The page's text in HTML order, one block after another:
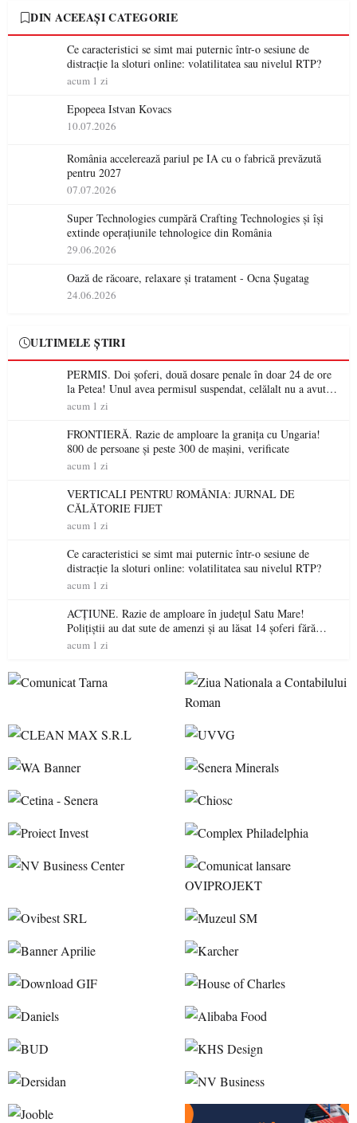
DIN ACEEAȘI CATEGORIE
Ce caracteristici se simt mai puternic într-o sesiune de
distracție la sloturi online: volatilitatea sau nivelul RTP?
acum 1 zi
Epopeea Istvan Kovacs
10.07.2026
România accelerează pariul pe IA cu o fabrică prevăzută
pentru 2027
07.07.2026
Super Technologies cumpără Crafting Technologies și își
extinde operațiunile tehnologice din România
29.06.2026
Oază de răcoare, relaxare și tratament - Ocna Șugatag
24.06.2026
ULTIMELE ȘTIRI
PERMIS. Doi șoferi, două dosare penale în doar 24 de ore
la Petea! Unul avea permisul suspendat, celălalt nu a avut
niciodată permis
acum 1 zi
FRONTIERĂ. Razie de amploare la granița cu Ungaria!
800 de persoane și peste 300 de mașini, verificate
acum 1 zi
VERTICALI PENTRU ROMÂNIA: JURNAL DE
CĂLĂTORIE FIJET
acum 1 zi
Ce caracteristici se simt mai puternic într-o sesiune de
distracție la sloturi online: volatilitatea sau nivelul RTP?
acum 1 zi
ACȚIUNE. Razie de amploare în județul Satu Mare!
Polițiștii au dat sute de amenzi și au lăsat 14 șoferi fără
permis într-o singură zi
acum 1 zi